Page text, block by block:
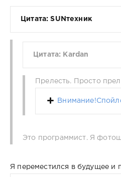
Цитата: SUNтехник
Цитата: Kardan
Прелесть. Просто
Это программист. Я
Я переместился в будущее и